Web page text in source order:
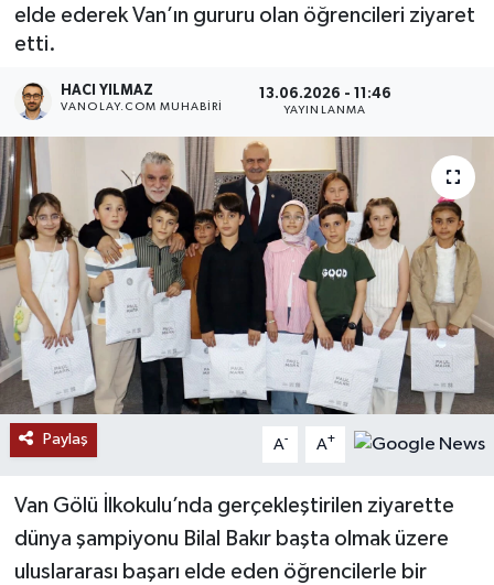
elde ederek Van’ın gururu olan öğrencileri ziyaret
etti.
HACI YILMAZ
VANOLAY.COM MUHABIRI
13.06.2026 - 11:46
YAYINLANMA
Paylaş A- A+
Van Gölü İlkokulu’nda gerçekleştirilen ziyarette
dünya şampiyonu Bilal Bakır başta olmak üzere
uluslararası başarı elde eden öğrencilerle bir
Dünya
RESMİ İLANLAR
Haber Arşivi